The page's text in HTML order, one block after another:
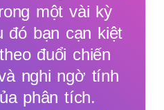
một vài kỳ
đó bạn cạn kiệt
đuổi chiến
nghi ngờ tính
phân tích.